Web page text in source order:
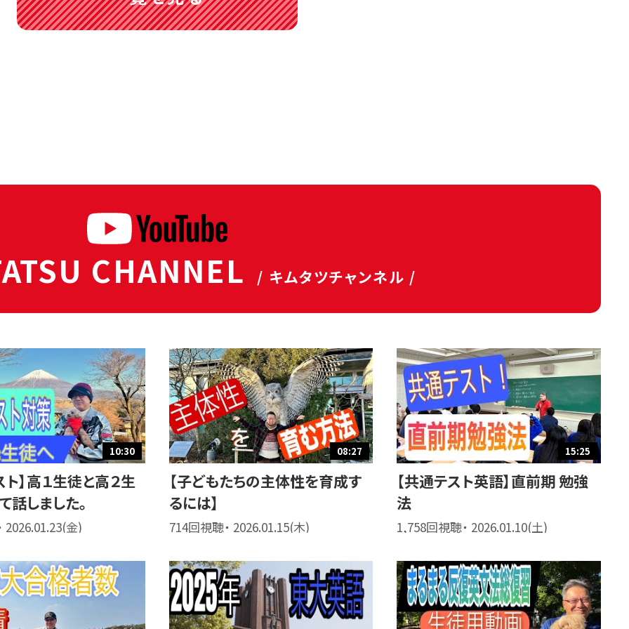
CHANNEL / キムタツチャンネル /
10:30
ト】高１生徒と高２生
話しました。
2026.01.23(金)
08:27
【子どもたちの主体性を育成す
るには】
714回視聴・ 2026.01.15(木)
15:25
【共通テスト英語】直前期 勉強
法
1,758回視聴・ 2026.01.10(土)